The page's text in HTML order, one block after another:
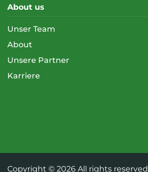
About us
Unser Team
About
Unsere Partner
Karriere
Copyright © 2026 All rights reserved